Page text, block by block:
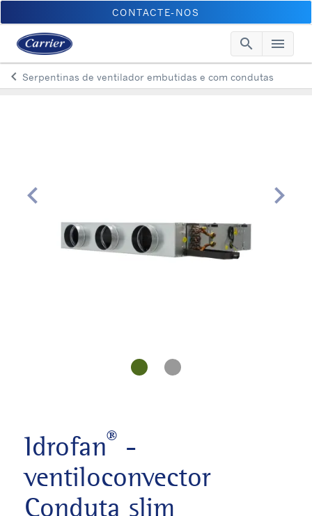
CONTACTE-NOS
search menu
keyboard_arrow_leftArrow back
Serpentinas de ventilador embutidas e com condutas
chevron_left chevron_right
Idrofan® -
ventiloconvector
Conduta slim